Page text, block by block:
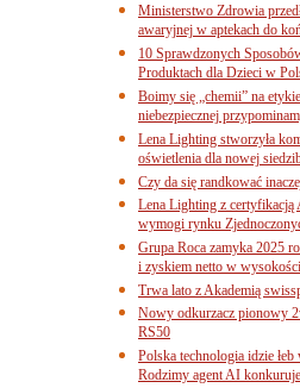
Ministerstwo Zdrowia
awaryjnej w aptekach do
10 Sprawdzonych
Produktach dla Dzieci w
Boimy się „chemii” na
niebezpiecznej
Lena Lighting stworzyła
oświetlenia dla nowej
Czy da się randkować
Lena Lighting z
wymogi rynku
Grupa Roca zamyka 2025
i zyskiem netto w
Trwa lato z Akademią
Nowy odkurzacz pionowy
RS50
Polska technologia idzie
Rodzimy agent AI